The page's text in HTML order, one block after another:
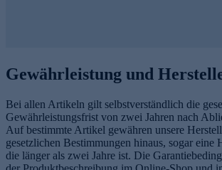
Gewährleistung und
Bei allen Artikeln gilt selbstverständlich die
Gewährleistungsfrist von zwei Jahren nach
Auf bestimmte Artikel gewähren unsere
gesetzlichen Bestimmungen hinaus, sogar eine
die länger als zwei Jahre ist. Die